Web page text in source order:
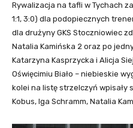
Rywalizacja na tafli w Tychach
1:1, 3:0) dla podopiecznych
dla drużyny GKS Stoczniowiec
Natalia Kamińska 2 oraz po
Katarzyna Kasprzycka i Alicja
Oświęcimiu Biało – niebieskie
kolei na listę strzelczyń wpisały
Kobus, Iga Schramm, Natalia